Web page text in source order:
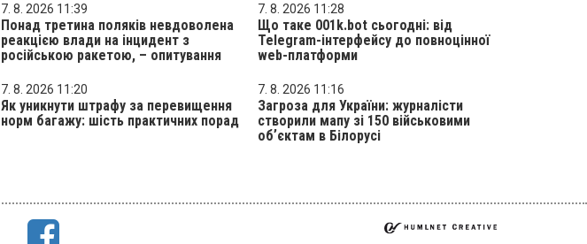
7. 8. 2026 11:39
Понад третина поляків невдоволена
реакцією влади на інцидент з
російською ракетою, – опитування
7. 8. 2026 11:28
Що таке 001k.bot сьогодні: від
Telegram-інтерфейсу до повноцінної
web-платформи
7. 8. 2026 11:20
Як уникнути штрафу за перевищення
норм багажу: шість практичних порад
7. 8. 2026 11:16
Загроза для України: журналісти
створили мапу зі 150 військовими
обʼєктам в Білорусі